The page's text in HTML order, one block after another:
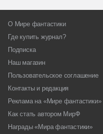
О Мире фантастики
Где купить журнал?
Подписка
Наш магазин
Пользовательское соглашение
Контакты и редакция
Реклама на «Мире фантастики»
Как стать автором МирФ
Награды «Мира фантастики»